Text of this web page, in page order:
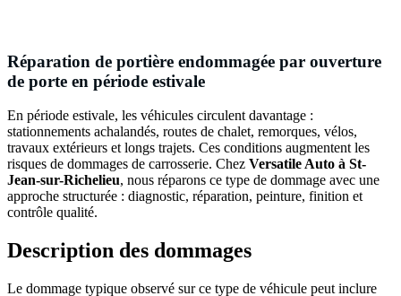
Réparation de portière endommagée par ouverture
de porte en période estivale
En période estivale, les véhicules circulent davantage :
stationnements achalandés, routes de chalet, remorques, vélos,
travaux extérieurs et longs trajets. Ces conditions augmentent les
risques de dommages de carrosserie. Chez Versatile Auto à St-
Jean-sur-Richelieu, nous réparons ce type de dommage avec une
approche structurée : diagnostic, réparation, peinture, finition et
contrôle qualité.
Description des dommages
Le dommage typique observé sur ce type de véhicule peut inclure